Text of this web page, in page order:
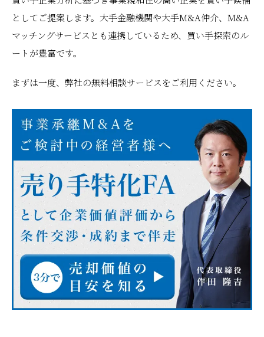
としてご提案します。大手金融機関や大手M&A仲介、M&A
マッチングサービスとも連携しているため、買い手探索のル
ートが豊富です。
まずは一度、弊社の無料相談サービスをご利用ください。